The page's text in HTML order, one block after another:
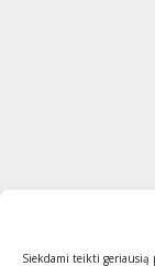
Siekdami teikti